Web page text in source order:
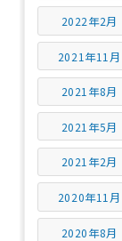
2022年2月
2021年11月
2021年8月
2021年5月
2021年2月
2020年11月
2020年8月